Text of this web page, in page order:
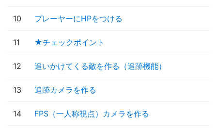
10 プレーヤーにHPをつける
11 ★チェックポイント
12 追いかけてくる敵を作る（追跡機能）
13 追跡カメラを作る
14 FPS（一人称視点）カメラを作る